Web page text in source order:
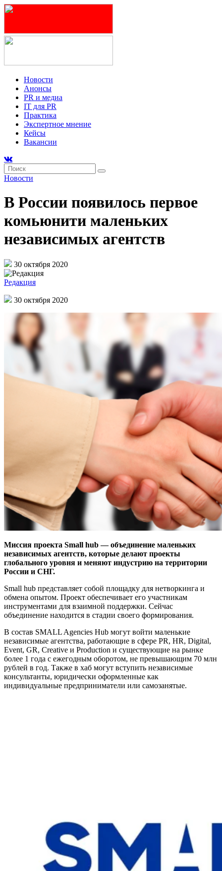
Новости
Анонсы
PR и медиа
IT для PR
Практика
Экспертное мнение
Кейсы
Вакансии
Новости
В России появилось первое
комьюнити маленьких
независимых агентств
30 октября 2020
Редакция
30 октября 2020
Миссия проекта Small hub — объединение маленьких
независимых агентств, которые делают проекты
глобального уровня и меняют индустрию на территории
России и СНГ.
Small hub представляет собой площадку для нетворкинга и
обмена опытом. Проект обеспечивает его участникам
инструментами для взаимной поддержки. Сейчас
объединение находится в стадии своего формирования.
В состав SMALL Agencies Hub могут войти маленькие
независимые агентства, работающие в сфере PR, HR, Digital,
Event, GR, Creative и Production и существующие на рынке
более 1 года с ежегодным оборотом, не превышающим 70 млн
рублей в год. Также в хаб могут вступить независимые
консультанты, юридически оформленные как
индивидуальные предприниматели или самозанятые.